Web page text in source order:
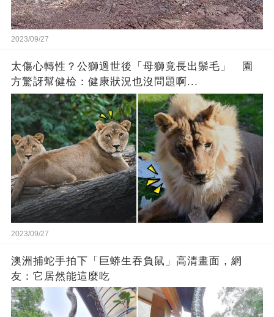
2023/09/27
太傷心轉性？公獅過世後「母獅竟長出鬃毛」 園
方驚訝幫健檢：健康狀況也沒問題啊...
2023/09/27
澳洲捕蛇手拍下「巨蟒生吞負鼠」高清畫面，網
友：它居然能這麼吃